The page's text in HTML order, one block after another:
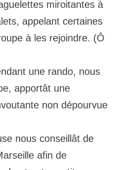
miroitantes à
appelant certaines
à les rejoindre. (Ô
une rando, nous
apportât une
non dépourvue
nous conseillât de
afin de